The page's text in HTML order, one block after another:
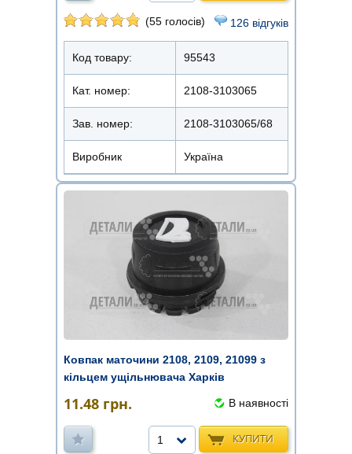
(55 голосів) 126 відгуків
Код товару: 95543
Кат. номер: 2108-3103065
Зав. номер: 2108-3103065/68
Виробник Україна
Ковпак маточини 2108, 2109, 21099 з
кільцем ущільнювача Харків
11.48 грн. В наявності
КУПИТИ
1